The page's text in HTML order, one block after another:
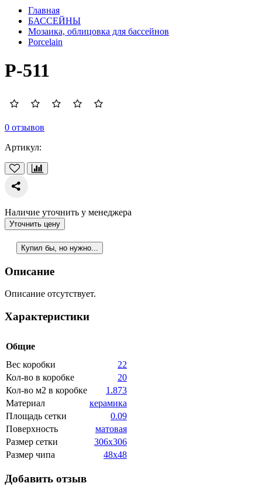
Главная
БАССЕЙНЫ
Мозаика, облицовка для бассейнов
Porcelain
P-511
0 отзывов
Артикул:
Наличие уточнить у менеджера
Уточнить цену
Купил бы, но нужно...
Описание
Описание отсутствует.
Характеристики
Общие
Вес коробки
22
Кол-во в коробке
20
Кол-во м2 в коробке
1.873
Материал
керамика
Площадь сетки
0.09
Поверхность
матовая
Размер сетки
306x306
Размер чипа
48x48
Добавить отзыв